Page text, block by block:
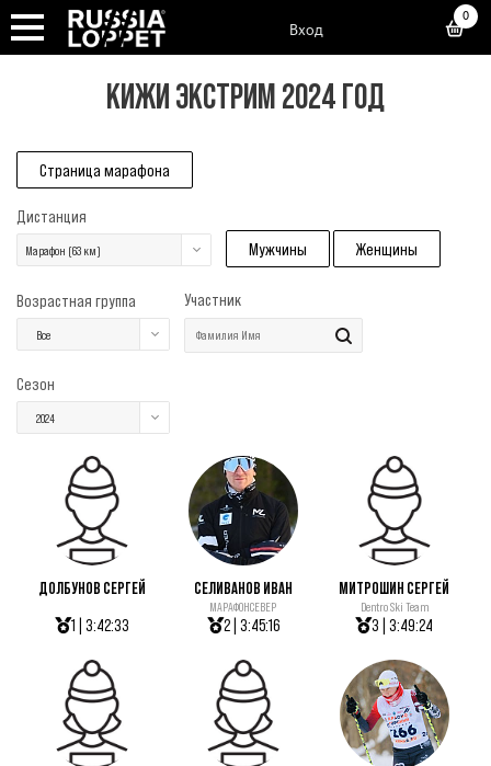
Вход
0
КИЖИ ЭКСТРИМ 2024 ГОД
Страница марафона
Дистанция
Марафон (63 км) Мужчины Женщины
Возрастная группа
Все
Участник
Сезон
2024
ДОЛБУНОВ СЕРГЕЙ
1 | 3:42:33
СЕЛИВАНОВ ИВАН
МАРАФОНСЕВЕР
2 | 3:45:16
МИТРОШИН СЕРГЕЙ
Dentro Ski Team
3 | 3:49:24